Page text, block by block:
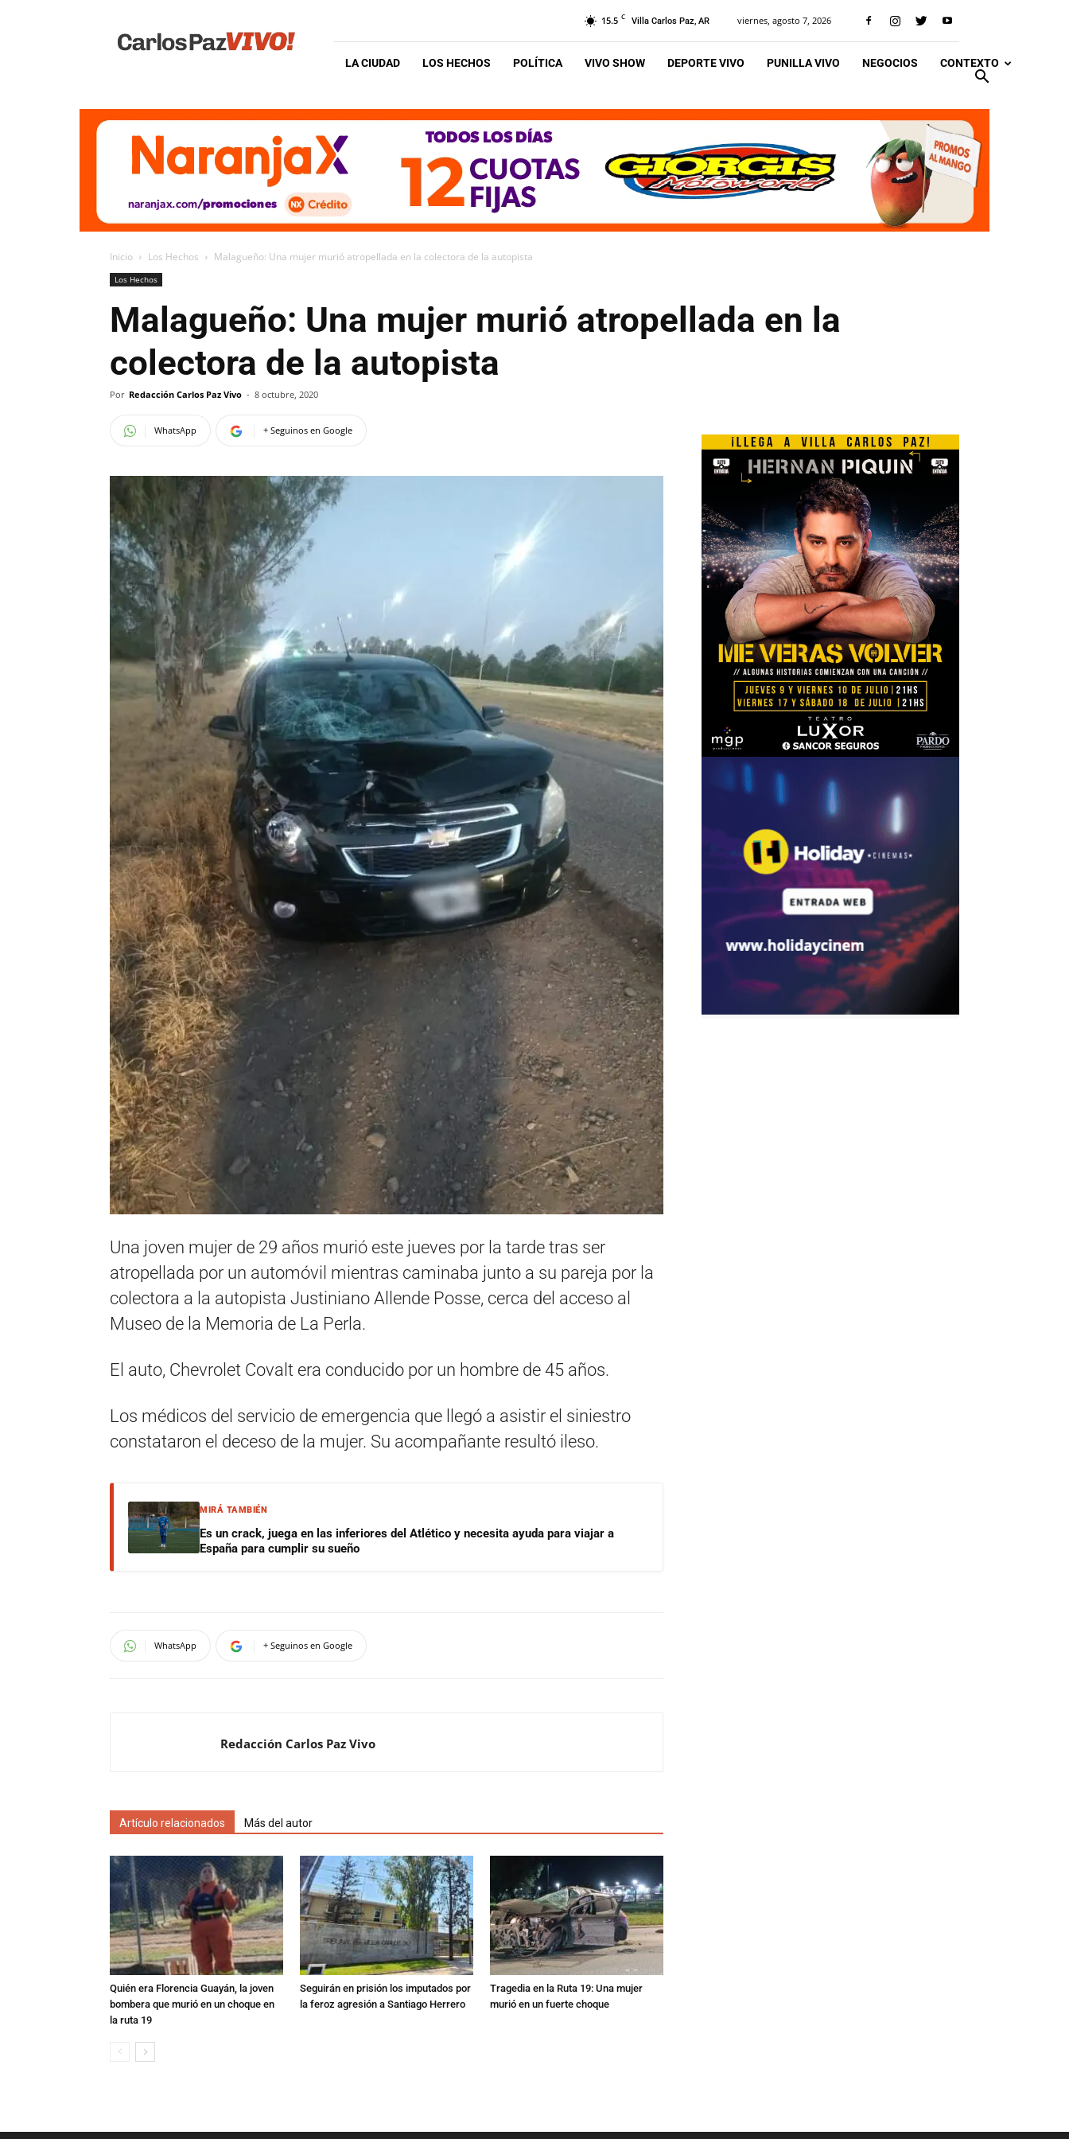
Vivo
15.5 C Villa Carlos Paz, AR viernes, agosto 7, 2026
LA CIUDAD LOS HECHOS POLÍTICA VIVO SHOW DEPORTE VIVO PUNILLA VIVO NEGOCIOS CONTEXTO
Inicio Los Hechos Malagueño: Una mujer murió atropellada en la colectora de la autopista
Los Hechos
Malagueño: Una mujer murió atropellada en la
colectora de la autopista
Por Redacción Carlos Paz Vivo - 8 octubre, 2020
WhatsApp + Seguinos en Google
Una joven mujer de 29 años murió este jueves por la tarde tras ser
atropellada por un automóvil mientras caminaba junto a su pareja por la
colectora a la autopista Justiniano Allende Posse, cerca del acceso al
Museo de la Memoria de La Perla.
El auto, Chevrolet Covalt era conducido por un hombre de 45 años.
Los médicos del servicio de emergencia que llegó a asistir el siniestro
constataron el deceso de la mujer. Su acompañante resultó ileso.
MIRÁ TAMBIÉN
Es un crack, juega en las inferiores del Atlético y necesita ayuda para viajar a
España para cumplir su sueño
WhatsApp + Seguinos en Google
Redacción Carlos Paz Vivo
Artículo relacionados Más del autor
Quién era Florencia Guayán, la joven
bombera que murió en un choque en
la ruta 19
Seguirán en prisión los imputados por
la feroz agresión a Santiago Herrero
Tragedia en la Ruta 19: Una mujer
murió en un fuerte choque